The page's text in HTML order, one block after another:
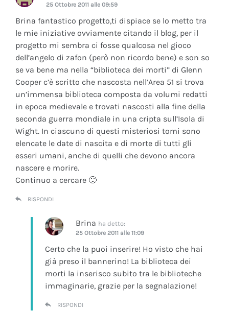
25 Ottobre 2011 alle 09:59
Brina fantastico progetto,ti dispiace se lo metto tra
le mie iniziative ovviamente citando il blog, per il
progetto mi sembra ci fosse qualcosa nel gioco
dell’angelo di zafon (però non ricordo bene) e son so
se va bene ma nella “biblioteca dei morti” di Glenn
Cooper c’è scritto che nascosta nell’Area 51 si trova
un’immensa biblioteca composta da volumi redatti
in epoca medievale e trovati nascosti alla fine della
seconda guerra mondiale in una cripta sull’Isola di
Wight. In ciascuno di questi misteriosi tomi sono
elencate le date di nascita e di morte di tutti gli
esseri umani, anche di quelli che devono ancora
nascere e morire.
Continuo a cercare 🙂
RISPONDI
Brina ha detto:
25 Ottobre 2011 alle 11:09
Certo che la puoi inserire! Ho visto che hai
già preso il bannerino! La biblioteca dei
morti la inserisco subito tra le biblioteche
immaginarie, grazie per la segnalazione!
RISPONDI